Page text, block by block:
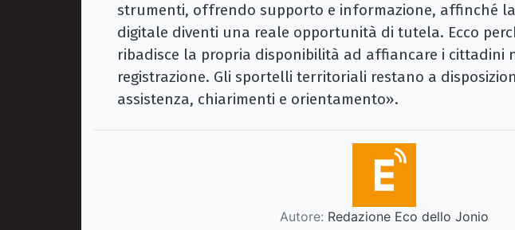
strumenti, offrendo supporto e informazione, affinché
digitale diventi una reale opportunità di tutela. Ecco
ribadisce la propria disponibilità ad affiancare i cittadini
registrazione. Gli sportelli territoriali restano a
assistenza, chiarimenti e orientamento».
Autore: Redazione Eco dello Jonio